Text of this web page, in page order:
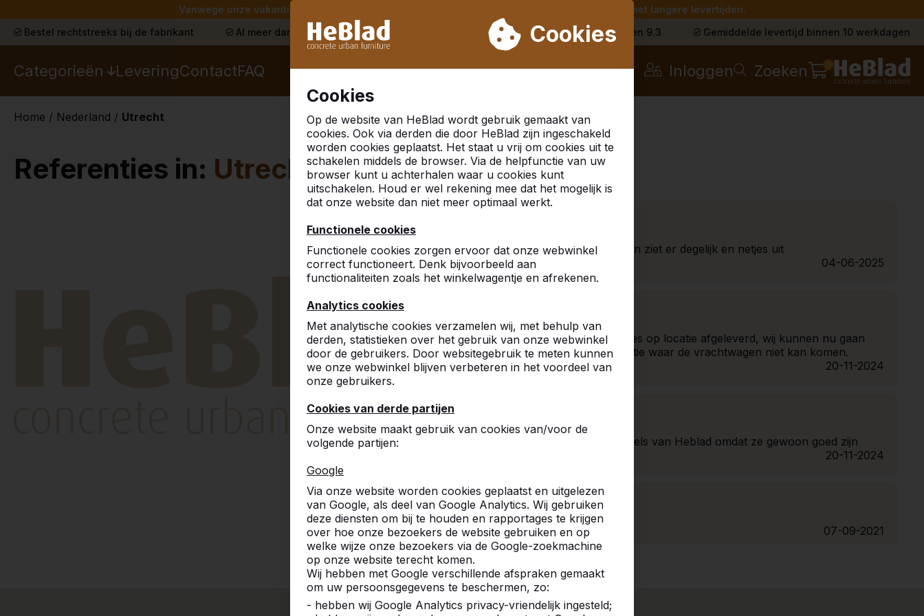
Vanwege onze vakantie leveren wij niet van week 31 t/m week 33. Houdt u daarom rekening met langere levertijden.
Cookies
Cookies
Op de website van HeBlad wordt gebruik gemaakt van
cookies. Ook via derden die door HeBlad zijn ingeschakeld
worden cookies geplaatst. Het staat u vrij om cookies uit te
schakelen middels de browser. Via de helpfunctie van uw
browser kunt u achterhalen waar u cookies kunt
uitschakelen. Houd er wel rekening mee dat het mogelijk is
dat onze website dan niet meer optimaal werkt.
Functionele cookies
Functionele cookies zorgen ervoor dat onze webwinkel
correct functioneert. Denk bijvoorbeeld aan
functionaliteiten zoals het winkelwagentje en afrekenen.
Analytics cookies
Met analytische cookies verzamelen wij, met behulp van
derden, statistieken over het gebruik van onze webwinkel
door de gebruikers. Door websitegebruik te meten kunnen
we onze webwinkel blijven verbeteren in het voordeel van
onze gebruikers.
Cookies van derde partijen
Onze website maakt gebruik van cookies van/voor de
volgende partijen:
Google
Via onze website worden cookies geplaatst en uitgelezen
van Google, als deel van Google Analytics. Wij gebruiken
deze diensten om bij te houden en rapportages te krijgen
over hoe onze bezoekers de website gebruiken en op
welke wijze onze bezoekers via de Google-zoekmachine
op onze website terecht komen.
Wij hebben met Google verschillende afspraken gemaakt
om uw persoonsgegevens te beschermen, zo:
- hebben wij Google Analytics privacy-vriendelijk ingesteld;
Bestel rechtstreeks bij de fabrikant Al meer dan 30.000 producten verkocht Klanten beoordelen HeBlad met een 9.3 Gemiddelde levertijd binnen 10 werkdagen
Categorieën LeveringContactFAQ Inloggen Zoeken 0
Home / Nederland / Utrecht
Referenties in: Utrecht
Product is vandaag geleverd en ziet er degelijk en netjes uit
M. van den Berg
04-06-2025
Na bestelling zeer vlot en netjes op locatie afgeleverd, wij kunnen nu gaan
plaatsen op de definitieve locatie waar de vrachtwagen niet kan komen.
J.P. den Uijl
20-11-2024
wij zijn erg blij met de tennistafels van Heblad omdat ze gewoon goed zijn
20-11-2024
10
martin van rijn
07-09-2021
10
Ben al heel lang blij met jullie tafeltennistafels.